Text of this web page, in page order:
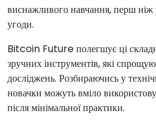
виснажливого навчання, перш ніж
угоди.
Bitcoin Future полегшує ці
зручних інструментів, які
досліджень. Розбираючись у
новачки можуть вміло
після мінімальної практики.